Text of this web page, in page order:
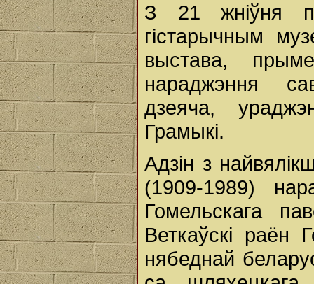
З 21 жніўня
гістарычным
выстава,
нараджэння
дзеяча,
Грамыкі.
Адзін з
(1909-1989)
Гомельскага
Веткаўскі раён
нябеднай